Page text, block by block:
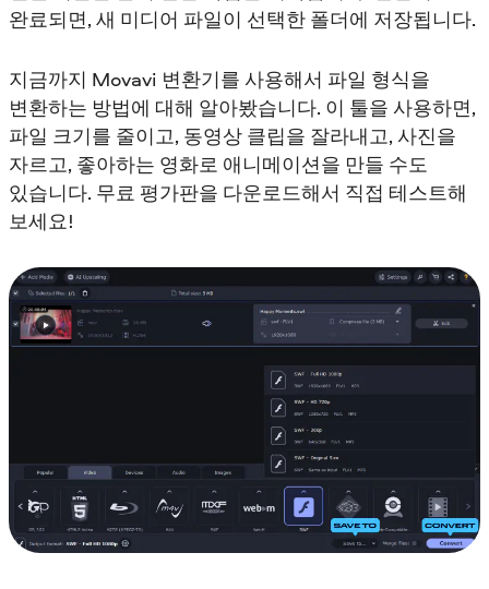
완료되면, 새 미디어 파일이 선택한 폴더에 저장됩니다.
지금까지 Movavi 변환기를 사용해서 파일 형식을
변환하는 방법에 대해 알아봤습니다. 이 툴을 사용하면,
파일 크기를 줄이고, 동영상 클립을 잘라내고, 사진을
자르고, 좋아하는 영화로 애니메이션을 만들 수도
있습니다. 무료 평가판을 다운로드해서 직접 테스트해
보세요!